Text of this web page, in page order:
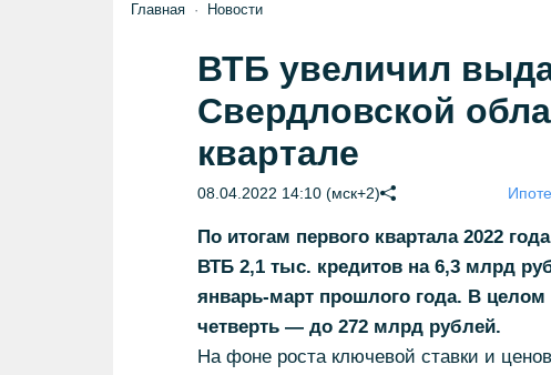
Главная Новости
ВТБ увеличил
Свердловской
квартале
08.04.2022 14:10 (мск+2)
По итогам первого квартала 2022
ВТБ 2,1 тыс. кредитов на 6,3 млрд
январь-март прошлого года. В
четверть — до 272 млрд рублей.
На фоне роста ключевой ставки и